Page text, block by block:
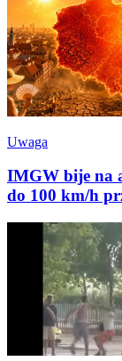
Uwaga
IMGW bije na
do 100 km/h